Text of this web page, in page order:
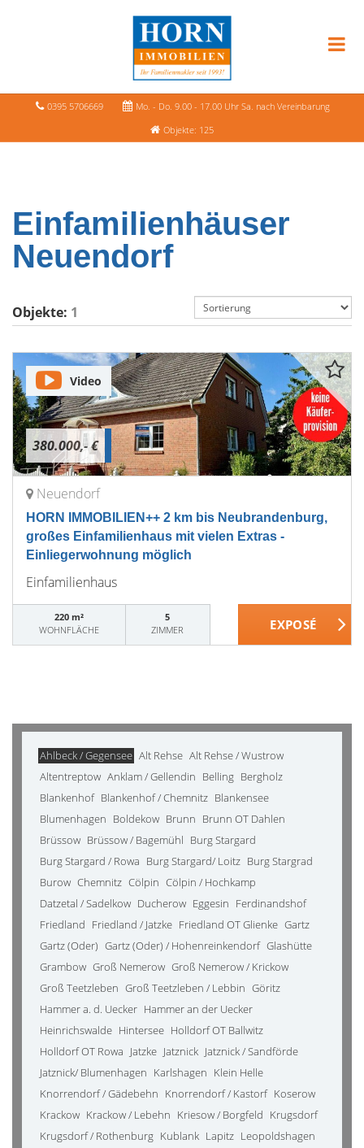
0395 5706669
Mo. - Do. 9.00 - 17.00 Uhr Sa. nach Vereinbarung
Objekte: 125
Einfamilienhäuser
Neuendorf
Objekte: 1
380.000,- €
Video
Neuendorf
HORN IMMOBILIEN++ 2 km bis Neubrandenburg,
großes Einfamilienhaus mit vielen Extras -
Einliegerwohnung möglich
Einfamilienhaus
220 m²
WOHNFLÄCHE
5
ZIMMER
Ahlbeck / Gegensee Alt Rehse Alt Rehse / Wustrow
Altentreptow Anklam / Gellendin Belling Bergholz
Blankenhof Blankenhof / Chemnitz Blankensee
Blumenhagen Boldekow Brunn Brunn OT Dahlen
Brüssow Brüssow / Bagemühl Burg Stargard
Burg Stargard / Rowa Burg Stargard/ Loitz Burg Stargrad
Burow Chemnitz Cölpin Cölpin / Hochkamp
Datzetal / Sadelkow Ducherow Eggesin Ferdinandshof
Friedland Friedland / Jatzke Friedland OT Glienke Gartz
Gartz (Oder) Gartz (Oder) / Hohenreinkendorf Glashütte
Grambow Groß Nemerow Groß Nemerow / Krickow
Groß Teetzleben Groß Teetzleben / Lebbin Göritz
Hammer a. d. Uecker Hammer an der Uecker
Heinrichswalde Hintersee Holldorf OT Ballwitz
Holldorf OT Rowa Jatzke Jatznick Jatznick / Sandförde
Jatznick/ Blumenhagen Karlshagen Klein Helle
Knorrendorf / Gädebehn Knorrendorf / Kastorf Koserow
Krackow Krackow / Lebehn Kriesow / Borgfeld Krugsdorf
Krugsdorf / Rothenburg Kublank Lapitz Leopoldshagen